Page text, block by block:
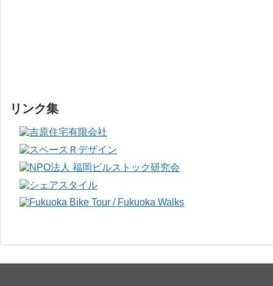
リンク集